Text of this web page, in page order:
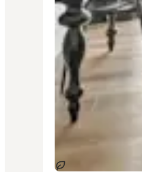
Nachhaltig